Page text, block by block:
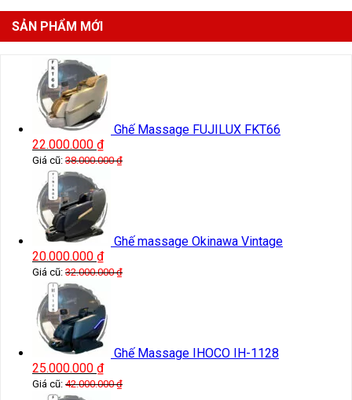
SẢN PHẨM MỚI
Ghế Massage FUJILUX FKT66
22.000.000 ₫
Giá cũ: 38.000.000₫
Ghế massage Okinawa Vintage
20.000.000 ₫
Giá cũ: 32.000.000₫
Ghế Massage IHOCO IH-1128
25.000.000 ₫
Giá cũ: 42.000.000₫